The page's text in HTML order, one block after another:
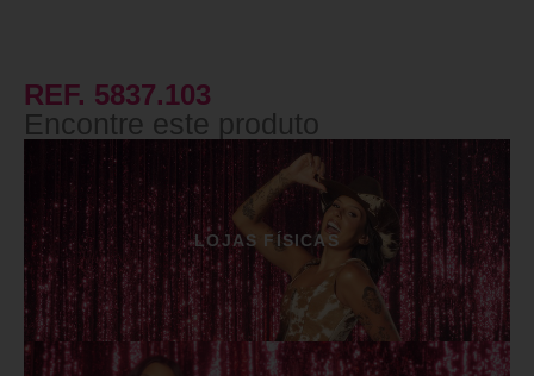
REF. 5837.103
Encontre este produto
LOJAS FÍSICAS